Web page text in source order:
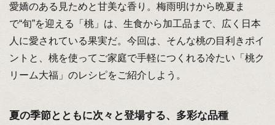
愛嬌のある見ためと甘美な香り。梅雨明けから晩夏ま
で“旬”を迎える「桃」は、生食から加工品まで、広く日本
人に愛されている果実だ。今回は、そんな桃の目利きポイ
ントと、桃を使ってご家庭で手軽につくれる冷たい「桃ク
リーム大福」のレシピをご紹介しよう。
夏の季節とともに次々と登場する、多彩な品種